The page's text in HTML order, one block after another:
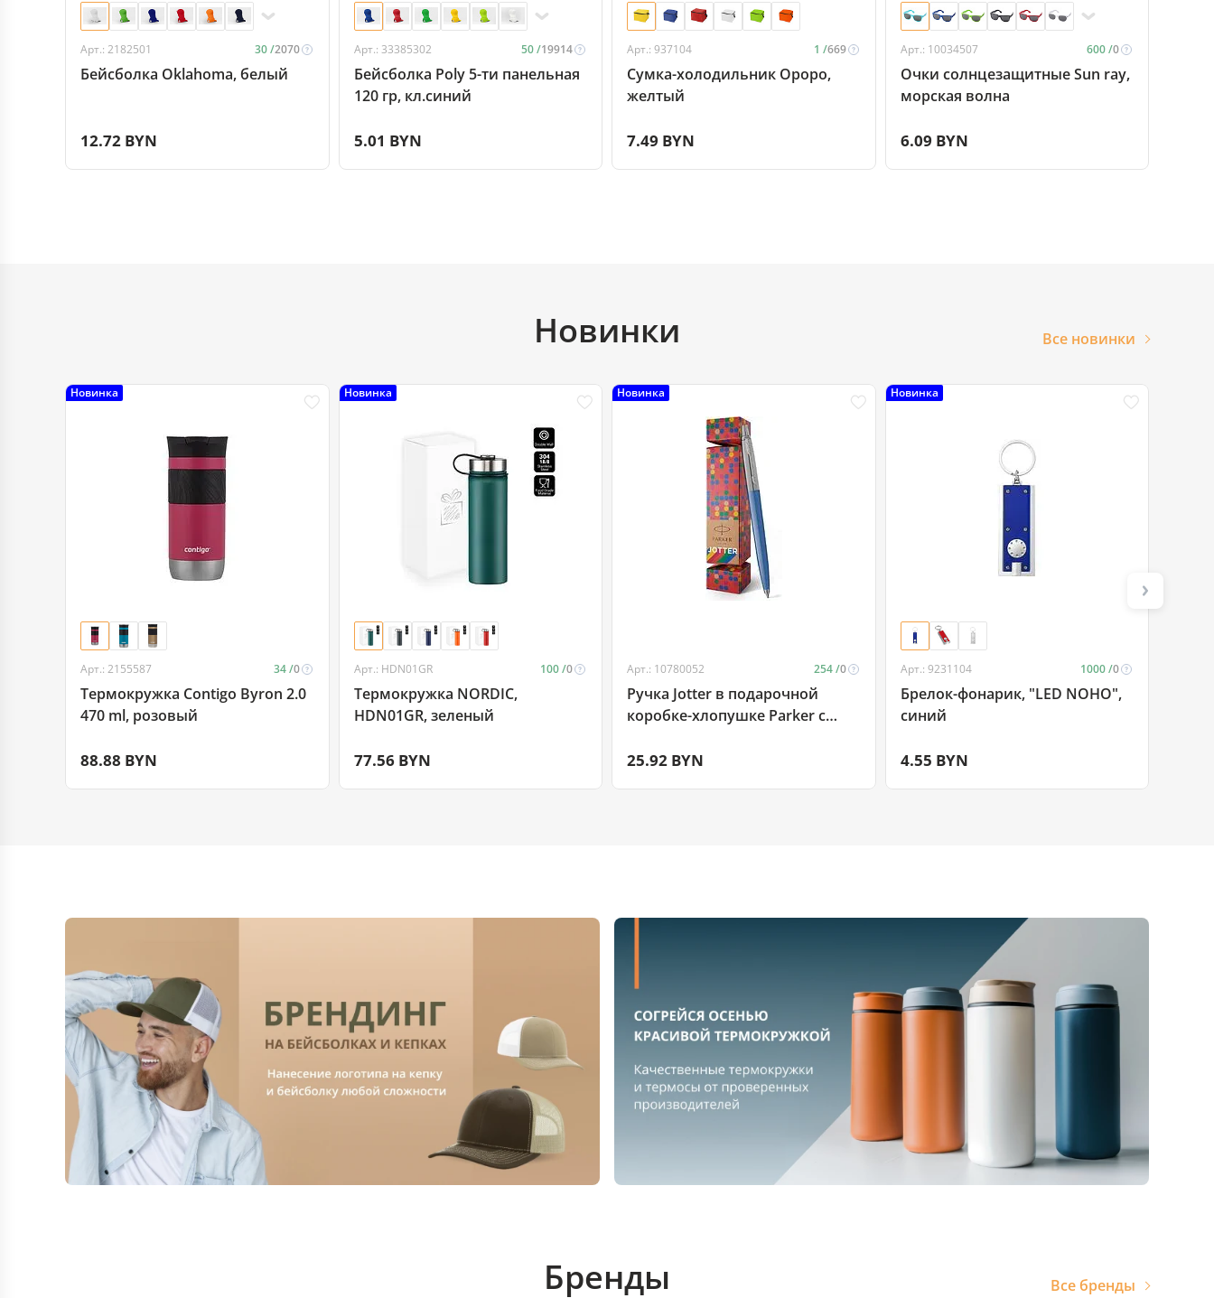
Арт.: 2182501 30 /2070
Бейсболка Oklahoma, белый
12.72 BYN
Арт.: 33385302 50 /19914
Бейсболка Poly 5-ти панельная
120 гр, кл.синий
5.01 BYN
Арт.: 937104 1 /669
Сумка-холодильник Ороро,
желтый
7.49 BYN
Арт.: 10034507 600 /0
Очки солнцезащитные Sun ray,
морская волна
6.09 BYN
Новинки Все новинки
Новинка
Арт.: 2155587 34 /0
Термокружка Contigo Byron 2.0
470 ml, розовый
88.88 BYN
Новинка
Арт.: HDN01GR 100 /0
Термокружка NORDIC,
HDN01GR, зеленый
77.56 BYN
Новинка
Арт.: 10780052 254 /0
Ручка Jotter в подарочной
коробке-хлопушке Parker с
Quick Flow, серебристый/синий
25.92 BYN
Новинка
Арт.: 9231104 1000 /0
Брелок-фонарик, "LED NOHO",
синий
4.55 BYN
Бренды Все бренды